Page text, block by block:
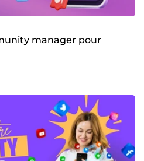
manager pour